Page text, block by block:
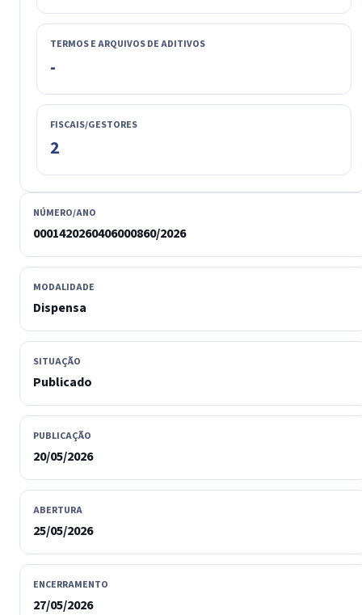
TERMOS E ARQUIVOS DE ADITIVOS
-
FISCAIS/GESTORES
2
NÚMERO/ANO
0001420260406000860/2026
MODALIDADE
Dispensa
SITUAÇÃO
Publicado
PUBLICAÇÃO
20/05/2026
ABERTURA
25/05/2026
ENCERRAMENTO
27/05/2026